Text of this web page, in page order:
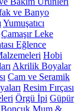
ve Banyo
Yumuşatıcı
Çamaşır Leke
Eğlence
Hobi
Akrilik Boyalar
Cam ve Seramik
Resim Fırçası
Örgü İpi Güpür
Boncuk Mum &